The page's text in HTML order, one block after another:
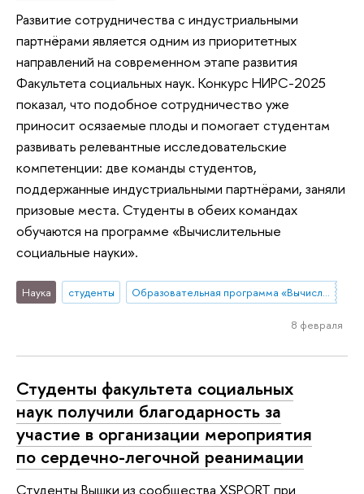
Развитие сотрудничества с индустриальными
партнёрами является одним из приоритетных
направлений на современном этапе развития
Факультета социальных наук. Конкурс НИРС-2025
показал, что подобное сотрудничество уже
приносит осязаемые плоды и помогает студентам
развивать релевантные исследовательские
компетенции: две команды студентов,
поддержанные индустриальными партнёрами, заняли
призовые места. Студенты в обеих командах
обучаются на программе «Вычислительные
социальные науки».
Наука студенты Образовательная программа «Вычислительные социальные науки»
8 февраля
Студенты факультета социальных
наук получили благодарность за
участие в организации мероприятия
по сердечно-легочной реанимации
Студенты Вышки из сообщества XSPORT при